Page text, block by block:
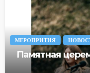
МЕРОПРИТИЯ
Памятная